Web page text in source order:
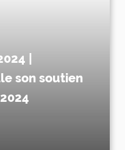
|
son soutien